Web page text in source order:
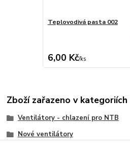
Teplovodivá pasta 002
6,00 Kč/ks
Zboží zařazeno v kategoriích
Ventilátory - chlazení pro NTB
Nové ventilátory